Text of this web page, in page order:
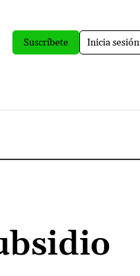
Suscríbete Inicia sesión